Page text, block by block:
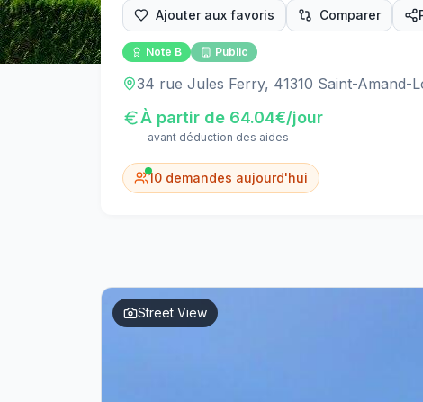
Ajouter aux favoris Comparer
Note B Public
34 rue Jules Ferry, 41310 Saint-Amand-
À partir de 64.04€/jour
avant déduction des aides
10 demandes aujourd'hui
Street View